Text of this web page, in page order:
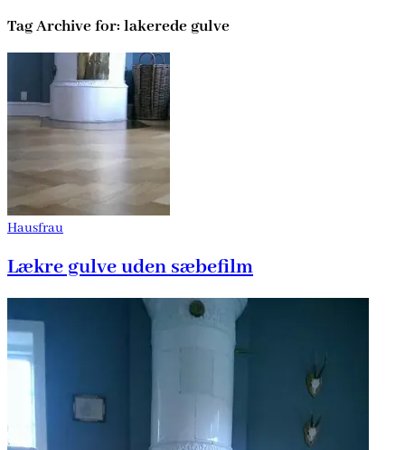
Tag Archive for: lakerede gulve
Hausfrau
Lækre gulve uden sæbefilm